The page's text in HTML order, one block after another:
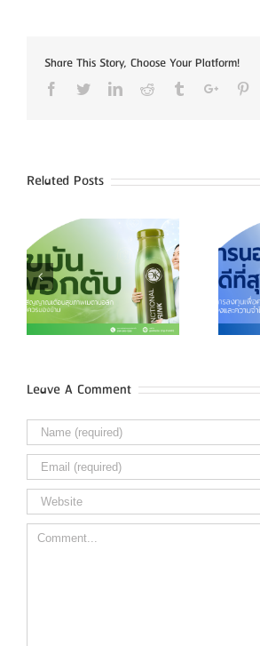
Share This Story, Choose Your Platform!
Facebook
TwitterLinkedinReddit TumblrGoogle+
Related Posts
การนอนหลับ คือการ
ลงทุนเพื่อคง
ประสิทธิภาพสมองและ
Leave A Comment
Comment